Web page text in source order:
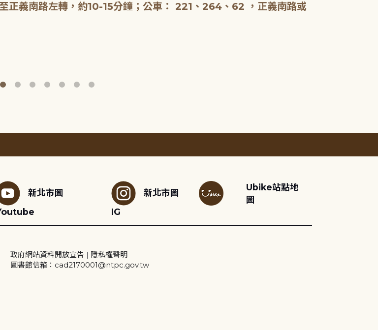
正義南路左轉，約10-15分鐘；公車： 221、264、62 ，正義南路或
新北市圖
新北市圖
IG
Ubike站點地
圖
政府網站資料開放宣告 | 隱私權聲明
圖書館信箱：cad2170001@ntpc.gov.tw